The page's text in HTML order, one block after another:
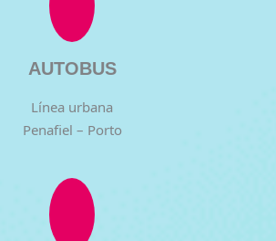
AUTOBUS
Línea urbana
Penafiel – Porto